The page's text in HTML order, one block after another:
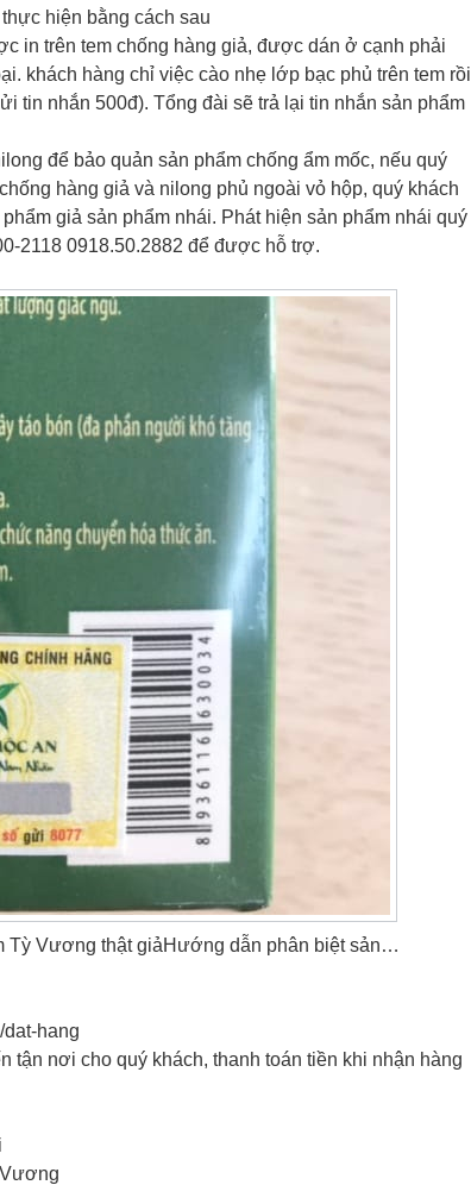
hiện bằng cách sau
in trên tem chống hàng giả, được dán ở cạnh phải
khách hàng chỉ việc cào nhẹ lớp bạc phủ trên tem rồi
tin nhắn 500đ). Tổng đài sẽ trả lại tin nhắn sản phẩm
để bảo quản sản phẩm chống ẩm mốc, nếu quý
hàng giả và nilong phủ ngoài vỏ hộp, quý khách
giả sản phẩm nhái. Phát hiện sản phẩm nhái quý
2118 0918.50.2882 để được hỗ trợ.
Tỳ Vương thật giảHướng dẫn phân biệt sản…
hang
tận nơi cho quý khách, thanh toán tiền khi nhận hàng